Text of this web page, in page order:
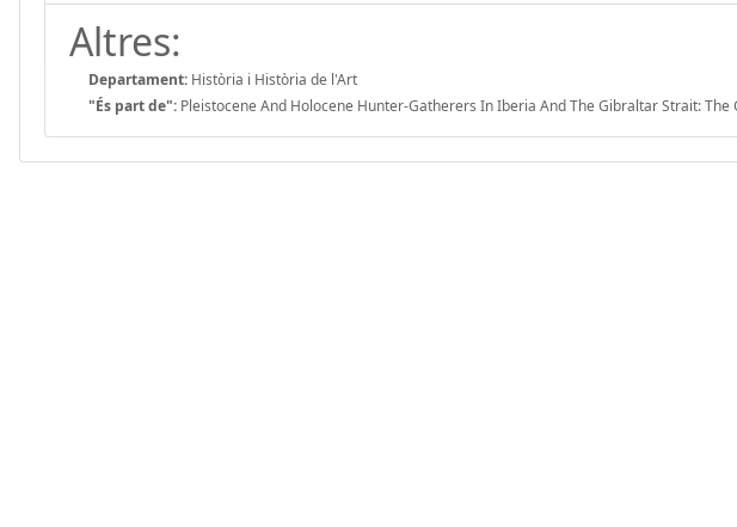
Altres:
Departament: Història i Història de l'Art
"És part de": Pleistocene And Holocene Hunter-Gatherers In Iberia And The Gibraltar Strait: